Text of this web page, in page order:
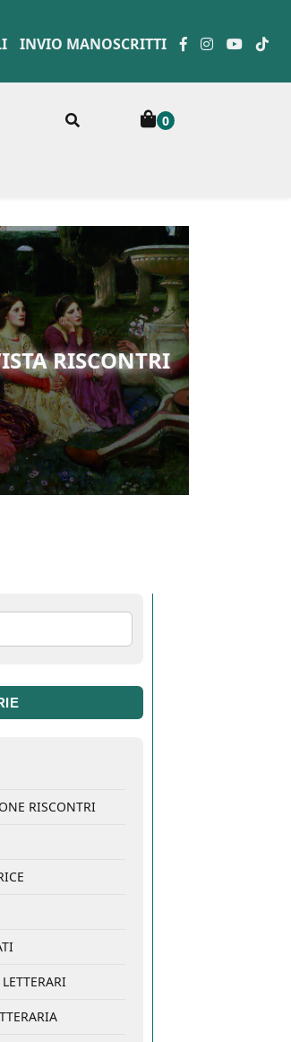
INVIO MANOSCRITTI
0
RISCONTRI
RISCONTRI